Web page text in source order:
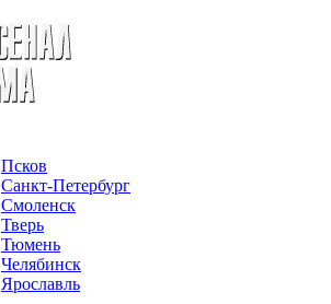
Псков
Санкт-Петербург
Смоленск
Тверь
Тюмень
Челябинск
Ярославль